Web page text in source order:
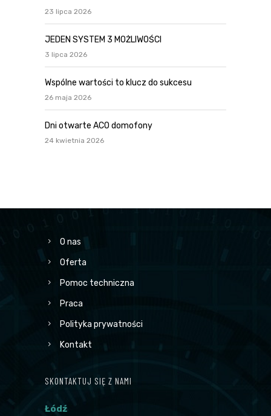
23 lipca 2026
JEDEN SYSTEM 3 MOŻLIWOŚCI
3 lipca 2026
Wspólne wartości to klucz do sukcesu
26 maja 2026
Dni otwarte ACO domofony
24 kwietnia 2026
O nas
Oferta
Pomoc techniczna
Praca
Polityka prywatności
Kontakt
SKONTAKTUJ SIĘ Z NAMI
Łódź